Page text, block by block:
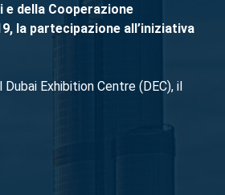
e della Cooperazione
la partecipazione all’iniziativa
Exhibition Centre (DEC), il